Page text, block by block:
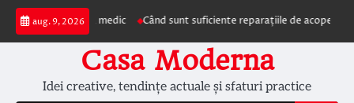
Skip
content
aug. 9, 2026
la medic Când sunt suficiente reparațiile de acoperiș și când
Casa Moderna
Idei creative, tendințe actuale și sfaturi practice